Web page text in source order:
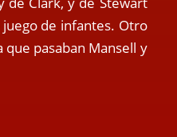
de infantes. Otro
pasaban Mansell y